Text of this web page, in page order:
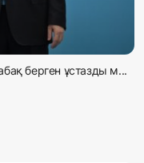
берген ұстазды м...